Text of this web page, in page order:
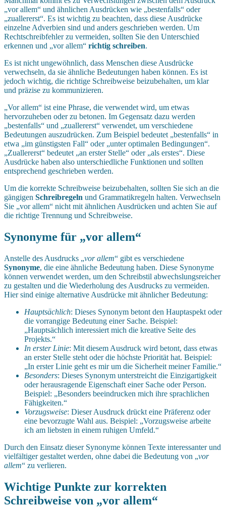
„vor allem“ und ähnlichen Ausdrücken wie „bestenfalls“ oder
„zuallererst“. Es ist wichtig zu beachten, dass diese Ausdrücke
einzelne Adverbien sind und anders geschrieben werden. Um
Rechtschreibfehler zu vermeiden, sollten Sie den Unterschied
erkennen und „vor allem“ richtig schreiben.
Es ist nicht ungewöhnlich, dass Menschen diese Ausdrücke
verwechseln, da sie ähnliche Bedeutungen haben können. Es ist
jedoch wichtig, die richtige Schreibweise beizubehalten, um klar
und präzise zu kommunizieren.
„Vor allem“ ist eine Phrase, die verwendet wird, um etwas
hervorzuheben oder zu betonen. Im Gegensatz dazu werden
„bestenfalls“ und „zuallererst“ verwendet, um verschiedene
Bedeutungen auszudrücken. Zum Beispiel bedeutet „bestenfalls“ in
etwa „im günstigsten Fall“ oder „unter optimalen Bedingungen“.
„Zuallererst“ bedeutet „an erster Stelle“ oder „als erstes“. Diese
Ausdrücke haben also unterschiedliche Funktionen und sollten
entsprechend geschrieben werden.
Um die korrekte Schreibweise beizubehalten, sollten Sie sich an die
gängigen Schreibregeln und Grammatikregeln halten. Verwechseln
Sie „vor allem“ nicht mit ähnlichen Ausdrücken und achten Sie auf
die richtige Trennung und Schreibweise.
Synonyme für „vor allem“
Anstelle des Ausdrucks „vor allem“ gibt es verschiedene
Synonyme, die eine ähnliche Bedeutung haben. Diese Synonyme
können verwendet werden, um den Schreibstil abwechslungsreicher
zu gestalten und die Wiederholung des Ausdrucks zu vermeiden.
Hier sind einige alternative Ausdrücke mit ähnlicher Bedeutung:
Hauptsächlich: Dieses Synonym betont den Hauptaspekt oder
die vorrangige Bedeutung einer Sache. Beispiel:
„Hauptsächlich interessiert mich die kreative Seite des
Projekts.“
In erster Linie: Mit diesem Ausdruck wird betont, dass etwas
an erster Stelle steht oder die höchste Priorität hat. Beispiel:
„In erster Linie geht es mir um die Sicherheit meiner Familie.“
Besonders: Dieses Synonym unterstreicht die Einzigartigkeit
oder herausragende Eigenschaft einer Sache oder Person.
Beispiel: „Besonders beeindrucken mich ihre sprachlichen
Fähigkeiten.“
Vorzugsweise: Dieser Ausdruck drückt eine Präferenz oder
eine bevorzugte Wahl aus. Beispiel: „Vorzugsweise arbeite
ich am liebsten in einem ruhigen Umfeld.“
Durch den Einsatz dieser Synonyme können Texte interessanter und
vielfältiger gestaltet werden, ohne dabei die Bedeutung von „vor
allem“ zu verlieren.
Wichtige Punkte zur korrekten
Schreibweise von „vor allem“